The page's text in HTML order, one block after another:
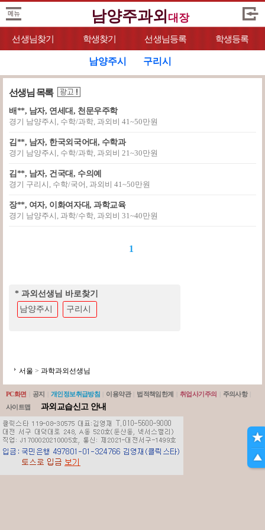
남양주과외 대장
선생님찾기 학생찾기 선생님등록 학생등록
남양주시 구리시
선생님 목록
배**, 남자, 연세대, 천문우주학
경기 남양주시, 수학/과학, 과외비 41~50만원
김**, 남자, 한국외국어대, 수학과
경기 남양주시, 수학/과학, 과외비 21~30만원
김**, 남자, 건국대, 수의예
경기 구리시, 수학/국어, 과외비 41~50만원
장**, 여자, 이화여자대, 과학교육
경기 남양주시, 과학/수학, 과외비 31~40만원
1
* 과외선생님 바로찾기
남양주시
구리시
서울 > 과학과외선생님
PC화면 공지 개인정보취급방침 이용약관 법적책임한계 취업사기주의 주의사항
사이트맵
과외교습신고 안내